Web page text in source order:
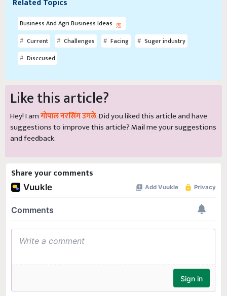
Related Topics
Business And Agri Business Ideas
Current
Challenges Facing
Suger industry
Disccused
Like this article?
Hey! I amगोपाल नरसिंग उगले. Did you liked this article and have
suggestions to improve this article?Mailme your suggestions
and feedback.
Share your comments